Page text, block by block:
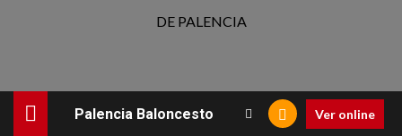
DE PALENCIA
Palencia Baloncesto Ver online